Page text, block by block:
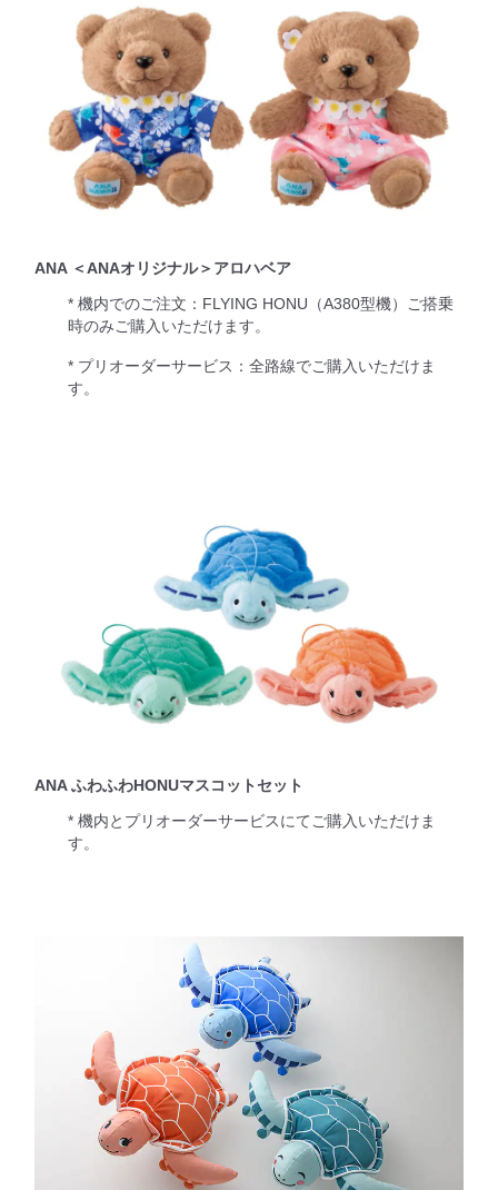
ANA ＜ANAオリジナル＞アロハベア
* 機内でのご注文：FLYING HONU（A380型機）ご搭乗
時のみご購入いただけます。
* プリオーダーサービス：全路線でご購入いただけま
す。
ANA ふわふわHONUマスコットセット
* 機内とプリオーダーサービスにてご購入いただけま
す。